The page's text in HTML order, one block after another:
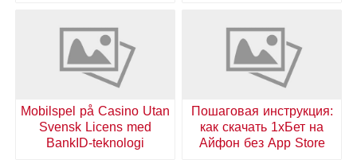
Пошаговая инструкция:
как скачать 1хБет на
Айфон без App Store
Mobilspel på Casino Utan
Svensk Licens med
BankID-teknologi